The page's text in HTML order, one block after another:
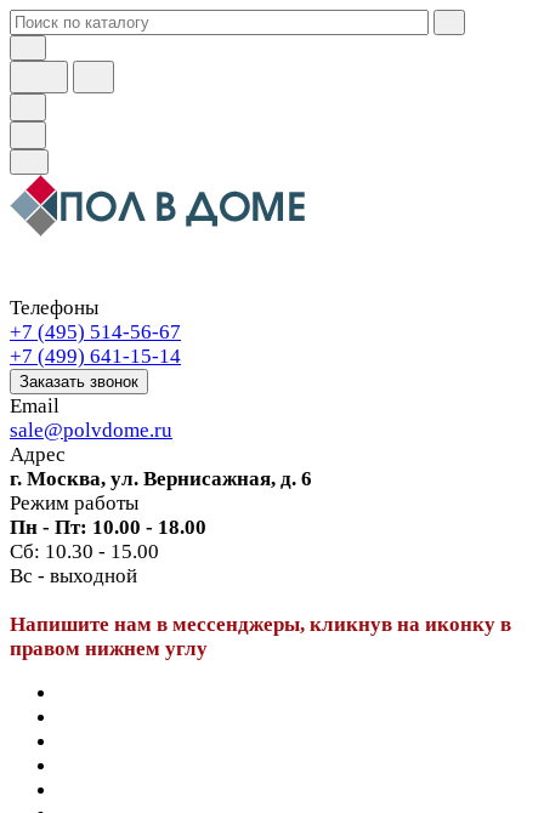
Телефоны
+7 (495) 514-56-67
+7 (499) 641-15-14
Заказать звонок
Email
sale@polvdome.ru
Адрес
г. Москва, ул. Вернисажная, д. 6
Режим работы
Пн - Пт: 10.00 - 18.00
Сб: 10.30 - 15.00
Вс - выходной
Напишите нам в мессенджеры, кликнув на иконку в
правом нижнем углу